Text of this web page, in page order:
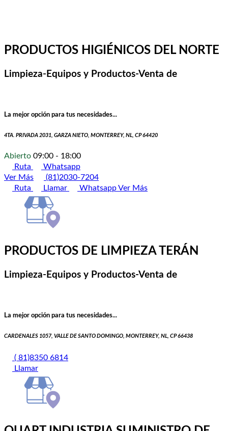
PRODUCTOS HIGIÉNICOS DEL NORTE
Limpieza-Equipos y Productos-Venta de
La mejor opción para tus necesidades...
4TA. PRIVADA 2031, GARZA NIETO, MONTERREY, NL, CP 64420
Abierto 09:00 - 18:00
Ruta
Whatsapp
Ver Más
(81)2030-7204
Ruta
Llamar WhatsappVer Más
PRODUCTOS DE LIMPIEZA TERÁN
Limpieza-Equipos y Productos-Venta de
La mejor opción para tus necesidades...
CARDENALES 1057, VALLE DE SANTO DOMINGO, MONTERREY, NL, CP 66438
( 81)8350 6814
Llamar